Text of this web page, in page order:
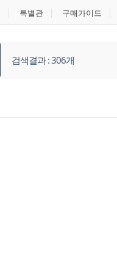
특별관 구매가이드
검색결과 : 306개